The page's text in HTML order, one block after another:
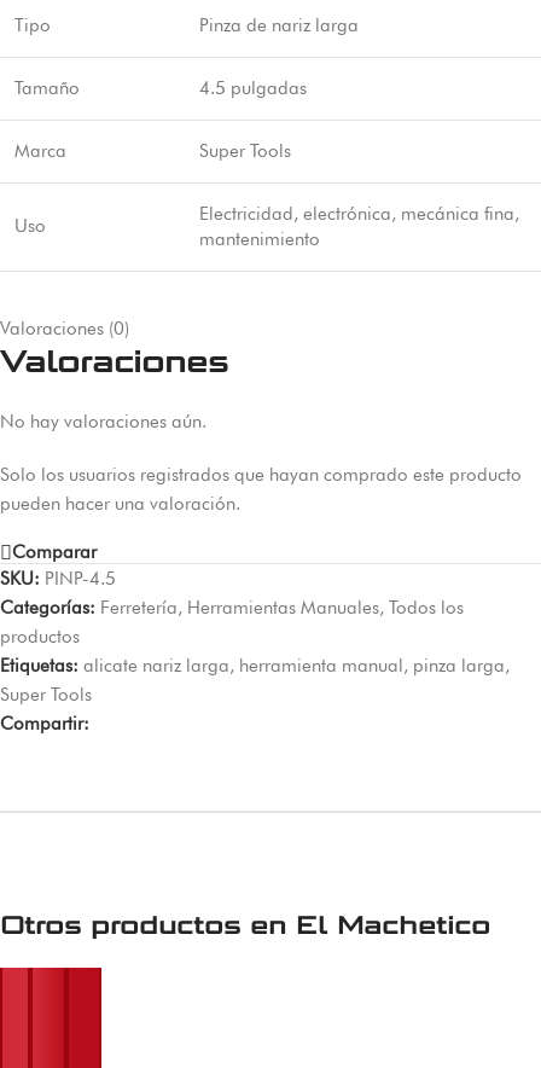
Tipo Pinza de nariz larga
Tamaño 4.5 pulgadas
Marca Super Tools
Uso
Electricidad, electrónica, mecánica fina,
mantenimiento
Valoraciones (0)
Valoraciones
No hay valoraciones aún.
Solo los usuarios registrados que hayan comprado este producto
pueden hacer una valoración.
Comparar
SKU: PINP-4.5
Categorías: Ferretería, Herramientas Manuales, Todos los
productos
Etiquetas: alicate nariz larga, herramienta manual, pinza larga,
Super Tools
Compartir:
Otros productos en El Machetico